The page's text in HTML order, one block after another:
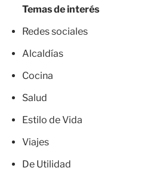
Temas de interés
Redes sociales
Alcaldías
Cocina
Salud
Estilo de Vida
Viajes
De Utilidad